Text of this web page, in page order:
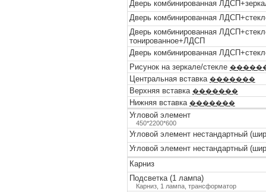
Дверь комбинированная
Дверь комбинированная
Дверь комбинированная
тонированное+ЛДСП
Дверь комбинированная
Рисунок на зеркале/стекле
Центральная вставка �������
Верхняя вставка �������
Нижняя вставка �������
Угловой элемент
450*2200*600
Угловой элемент нестандартный
Угловой элемент нестандартный
Карниз
Подсветка (1 лампа)
Карниз, 1 лампа, трансформатор